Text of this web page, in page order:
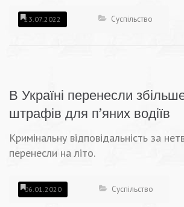
23.07.2022 Суспільство
В Україні перенесли
штрафів для п’яних водіїв
Кримінальну відповідальність за
перенесли на літо.
06.01.2020 Суспільство